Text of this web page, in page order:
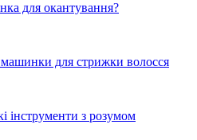
для окантування?
для стрижки волосся
інструменти з розумом